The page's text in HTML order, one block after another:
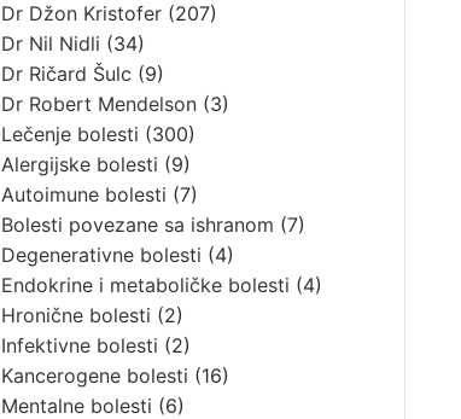
Dr Džon Kristofer(207)
Dr Nil Nidli (34)
Dr Ričard Šulc (9)
Dr Robert Mendelson(3)
Lečenje bolesti (300)
Alergijske bolesti (9)
Autoimune bolesti (7)
Bolesti povezane sa ishranom (7)
Degenerativne bolesti (4)
Endokrine i metaboličke bolesti (4)
Hronične bolesti (2)
Infektivne bolesti (2)
Kancerogene bolesti (16)
Mentalne bolesti (6)